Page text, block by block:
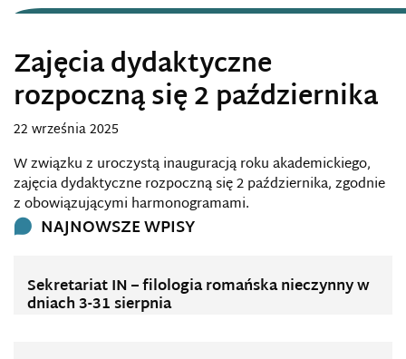
Zajęcia dydaktyczne
rozpoczną się 2 października
22 września 2025
W związku z uroczystą inauguracją roku akademickiego,
zajęcia dydaktyczne rozpoczną się 2 października, zgodnie
z obowiązującymi harmonogramami.
NAJNOWSZE WPISY
Sekretariat IN – filologia romańska nieczynny w
dniach 3-31 sierpnia